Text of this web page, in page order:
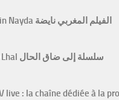
Film marocain Nayda الفيلم المغربي نايضة
Série Ila Da9 Lhal سلسلة إلى ضاق الحال
live : la chaîne dédiée à la